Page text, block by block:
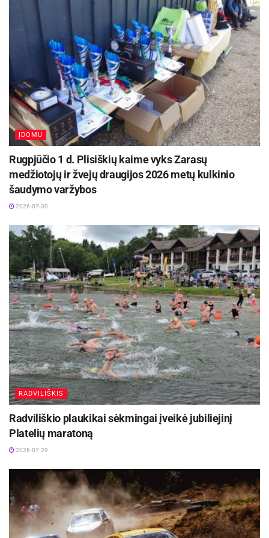
Komandą paliko vartininkas Ronaldas Grižas,
gynėjai Julius Aleksandravičius ir Mantas
Fridrikas, saugai Linas Savastas, Povilas
Krasnovskis, Volodymyras Sadokha, Ilya
Trachynski ir Erikas Vainoras bei puolėjai Darius
Kazubovičius ir Yuriy Vereshchak.
„Utenis“ jiems dėkoja už indėlį į Utenos futbolą ir
linki sėkmės tolimesnėje karjeroje.
ĮDOMU
Rugpjūčio 1 d. Plisiškių kaime vyks Zarasų
medžiotojų ir žvejų draugijos 2026 metų kulkinio
šaudymo varžybos
2026-07-30
RADVILIŠKIS
Radviliškio plaukikai sėkmingai įveikė jubiliejinį
Platelių maratoną
2026-07-29